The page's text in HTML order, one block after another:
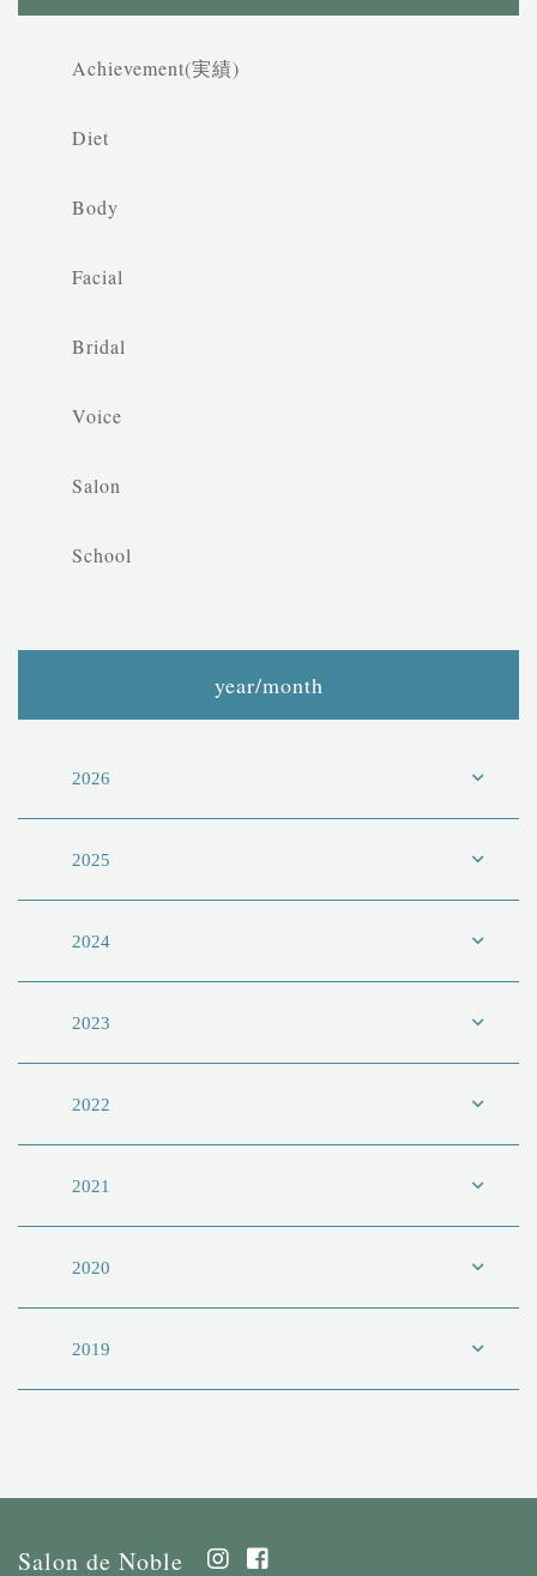
Achievement(実績)
Diet
Body
Facial
Bridal
Voice
Salon
School
year/month
2026
2025
2024
2023
2022
2021
2020
2019
Salon de Noble